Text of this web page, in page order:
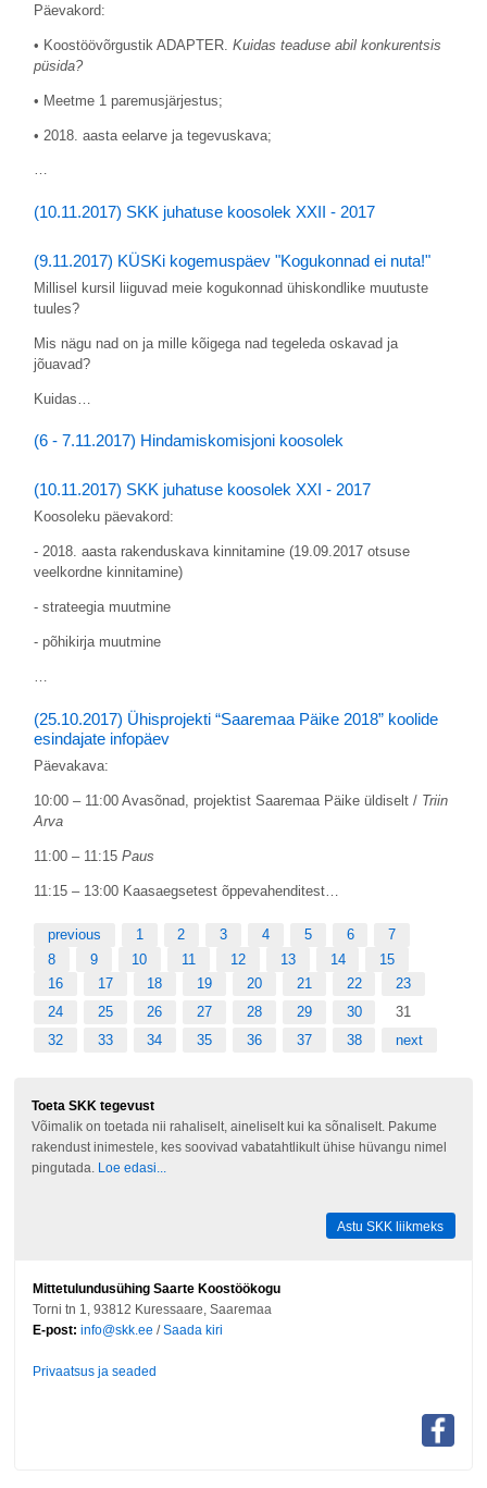
Päevakord:
• Koostöövõrgustik ADAPTER. Kuidas teaduse abil konkurentsis
püsida?
• Meetme 1 paremusjärjestus;
• 2018. aasta eelarve ja tegevuskava;
…
(10.11.2017) SKK juhatuse koosolek XXII - 2017
(9.11.2017) KÜSKi kogemuspäev "Kogukonnad ei nuta!"
Millisel kursil liiguvad meie kogukonnad ühiskondlike muutuste
tuules?
Mis nägu nad on ja mille kõigega nad tegeleda oskavad ja
jõuavad?
Kuidas…
(6 - 7.11.2017) Hindamiskomisjoni koosolek
(10.11.2017) SKK juhatuse koosolek XXI - 2017
Koosoleku päevakord:
- 2018. aasta rakenduskava kinnitamine (19.09.2017 otsuse
veelkordne kinnitamine)
- strateegia muutmine
- põhikirja muutmine
…
(25.10.2017) Ühisprojekti “Saaremaa Päike 2018” koolide
esindajate infopäev
Päevakava:
10:00 – 11:00 Avasõnad, projektist Saaremaa Päike üldiselt / Triin
Arva
11:00 – 11:15 Paus
11:15 – 13:00 Kaasaegsetest õppevahenditest…
previous 1 2 3 4 5 6
7
8
9 10 11 12 13 14
15
16
17 18 19 20 21 22
23
24
25 26 27 28 29 30
31
32
33 34 35 36 37 38 next
Toeta SKK tegevust
Võimalik on toetada nii rahaliselt, aineliselt kui ka sõnaliselt. Pakume
rakendust inimestele, kes soovivad vabatahtlikult ühise hüvangu nimel
pingutada.
Loe edasi...
Astu SKK liikmeks
Mittetulundusühing Saarte Koostöökogu
Torni tn 1, 93812 Kuressaare, Saaremaa
E-post: info@skk.ee /Saada kiri
Privaatsus ja seaded